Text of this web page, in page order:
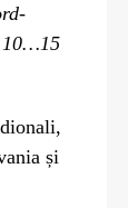
10…15
și